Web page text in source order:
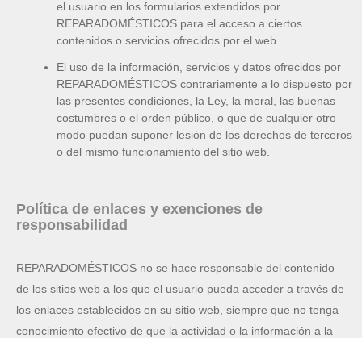
el usuario en los formularios extendidos por
REPARADOMÉSTICOS para el acceso a ciertos
contenidos o servicios ofrecidos por el web.
El uso de la información, servicios y datos ofrecidos por
REPARADOMÉSTICOS contrariamente a lo dispuesto por
las presentes condiciones, la Ley, la moral, las buenas
costumbres o el orden público, o que de cualquier otro
modo puedan suponer lesión de los derechos de terceros
o del mismo funcionamiento del sitio web.
Política de enlaces y exenciones de
responsabilidad
REPARADOMÉSTICOS no se hace responsable del contenido
de los sitios web a los que el usuario pueda acceder a través de
los enlaces establecidos en su sitio web, siempre que no tenga
conocimiento efectivo de que la actividad o la información a la